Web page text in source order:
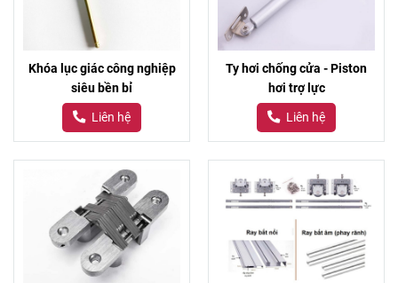
Khóa lục giác công nghiệp
siêu bền bỉ
Liên hệ
Ty hơi chống cửa - Piston
hơi trợ lực
Liên hệ